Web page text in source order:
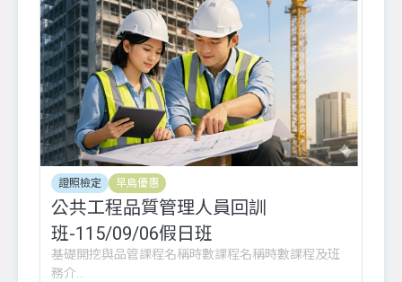
證照檢定 早鳥優惠
公共工程品質管理人員回訓
班-115/09/06假日班
基礎開挖與品管課程名稱時數課程名稱時數課程及班
務介...